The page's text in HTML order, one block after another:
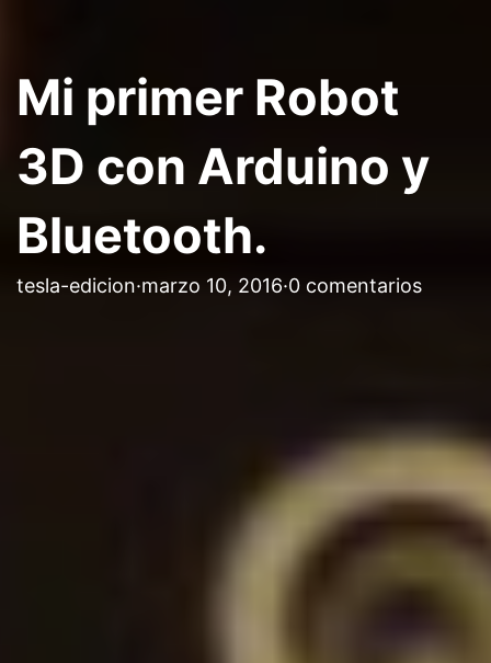
Mi primer Robot
3D con Arduino y
Bluetooth.
tesla-edicion·marzo 10, 2016·0 comentarios